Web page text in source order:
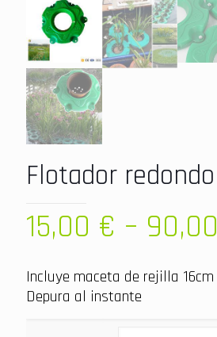
Flotador redondo
15,00 € – 90,00
Incluye maceta de rejilla 16cm
Depura al instante